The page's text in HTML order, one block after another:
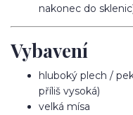
nakonec do
Vybavení
hluboký plech /
příliš vysoká)
velká mísa